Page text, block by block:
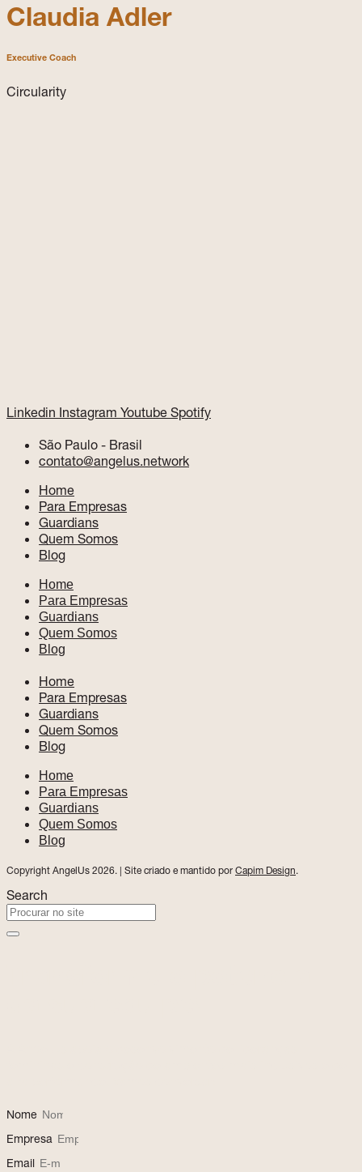
Claudia Adler
Executive Coach
Circularity
Linkedin Instagram Youtube Spotify
São Paulo - Brasil
contato@angelus.network
Home
Para Empresas
Guardians
Quem Somos
Blog
Home
Para Empresas
Guardians
Quem Somos
Blog
Home
Para Empresas
Guardians
Quem Somos
Blog
Home
Para Empresas
Guardians
Quem Somos
Blog
Copyright AngelUs 2026. | Site criado e mantido por Capim Design.
Search
Nome
Empresa
Email